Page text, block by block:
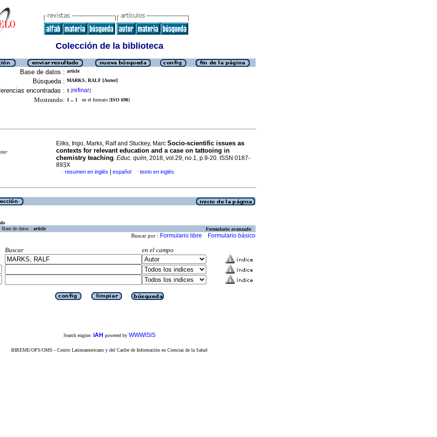
Colección de la biblioteca
Base de datos : article
Búsqueda : MARKS, RALF [Autor]
encontradas : 1 [refinar]
Mostrando: 1 .. 1 en el formato [ISO 690]
Eilks, Ingo, Marks, Ralf and Stuckey, Marc Socio-scientific issues as
contexts for relevant education and a case on tattooing in
chemistry teaching. Educ. quím, 2018, vol.29, no.1, p.9-20. ISSN 0187-
893X
· resumen en inglés español · texto en inglés
Base de datos : article Formulario avanzado
Buscar por : Formulario libre Formulario básico
Buscar
en el campo
Search engine: iAH powered by WWWISIS
BIREME/OPS/OMS - Centro Latinoamericano y del Caribe de Información en Ciencias de la Salud